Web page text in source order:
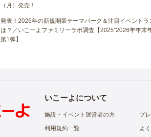
（月）発売！
発表！2026年の新規開業テーマパーク＆注目イベント
は？／いこーよファミリーラボ調査【2025⁻2026年年末
第1弾】
いこーよについて
施設・イベント運営者の方
プ
利用規約一覧
よ